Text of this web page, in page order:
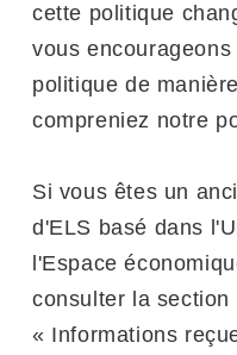
cette politique
vous
politique de
compreniez notre
Si vous êtes un
d'ELS basé dans
l'Espace
consulter la
« Informations